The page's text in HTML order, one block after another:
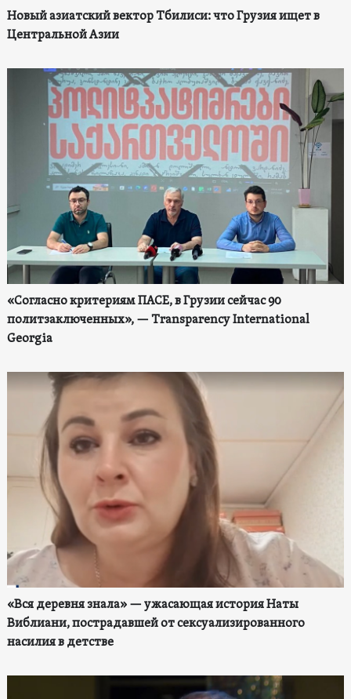
Новый азиатский вектор Тбилиси: что Грузия ищет в
Центральной Азии
«Согласно критериям ПАСЕ, в Грузии сейчас 90
политзаключенных», — Transparency International
Georgia
«Вся деревня знала» — ужасающая история Наты
Виблиани, пострадавшей от сексуализированного
насилия в детстве